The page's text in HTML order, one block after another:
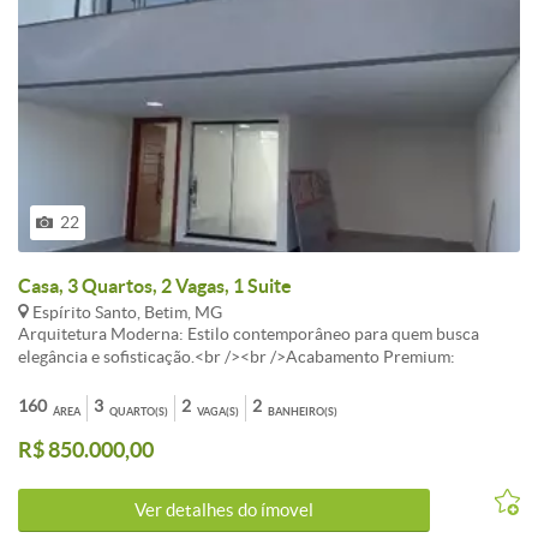
22
Casa, 3 Quartos, 2 Vagas, 1 Suite
Espírito Santo, Betim, MG
Arquitetura Moderna: Estilo contemporâneo para quem busca
elegância e sofisticação.<br /><br />Acabamento Premium:
<br />Sala Ampla: Vários ambientes integrados, perfeito para
receber amigos e familiares. Cozinha americana.<br /><br
/>Quintal: Pronto para personalizar e criar seu próprio refúgio
/><br />2 Varandas: Espaçosas e ideais para momentos de
relaxamento.<br /><br />2 Vagas: Garagem ampla para seu conforto
ÁREA
160 QUARTO(S)
3 VAGA(S)
2 BANHEIRO(S)
2
R$ 850.000,00
Ver detalhes do ímovel